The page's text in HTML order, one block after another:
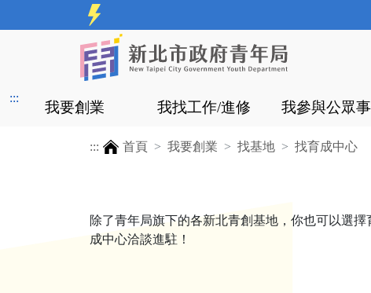
:::
我要創業 我找工作/進修 我參與公眾
::: 首頁 我要創業 找基地 找育成中心
除了青年局旗下的各新北青創基地，你也可以選
成中心洽談進駐！